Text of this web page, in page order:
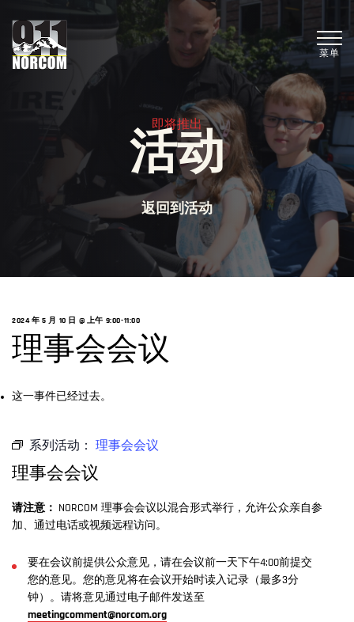
菜单
即将推出
活动
返回到活动
2024 年 5 月 10 日 @ 上午 9:00-11:00
理事会会议
这一事件已经过去。
系列活动： 理事会会议
理事会会议
请注意： NORCOM 理事会会议以混合形式举行，允许公众亲自参
加、通过电话或视频远程访问。
要在会议前提供公众意见，请在会议前一天下午4:00前提交
您的意见。您的意见将在会议开始时读入记录（最多3分
钟）。请将意见通过电子邮件发送至
meetingcomment@norcom.org